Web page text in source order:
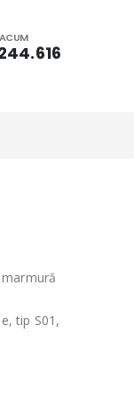
tip S01,